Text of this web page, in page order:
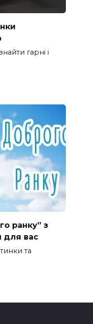
гарні і
ранку” з
для вас
та